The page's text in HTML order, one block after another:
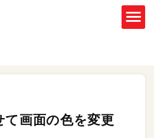
て画面の色を変更